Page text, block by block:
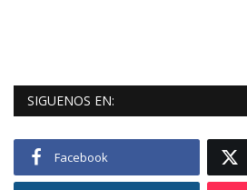
SIGUENOS EN:
Facebook